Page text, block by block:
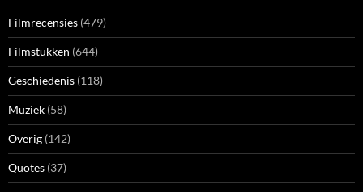
Filmrecensies (479)
Filmstukken (644)
Geschiedenis (118)
Muziek (58)
Overig (142)
Quotes (37)